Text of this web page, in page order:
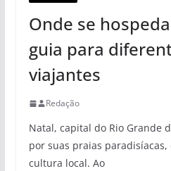
Onde se
guia para
viajantes
Redação
Natal, capital do Rio Grande
por suas praias
cultura local. Ao